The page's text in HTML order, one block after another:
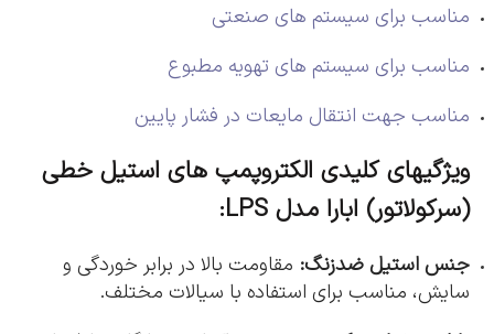
مناسب برای سیستم های صنعتی
مناسب برای سیستم های تهویه مطبوع
مناسب جهت انتقال مایعات در فشار پایین
ویژگیهای کلیدی الکتروپمپ های استیل خطی
(سرکولاتور) ابارا مدل LPS:
جنس استیل ضدزنگ: مقاومت بالا در برابر خوردگی و
سایش، مناسب برای استفاده با سیالات مختلف.